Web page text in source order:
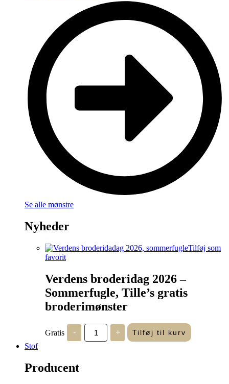
Se alle mønstre
Nyheder
Tilføj som
favorit
Verdens broderidag 2026 –
Sommerfugle, Tille’s gratis
broderimønster
Gratis -
Verdens
broderidag
2026
+ Tilføj til kurv
Stof
Producent